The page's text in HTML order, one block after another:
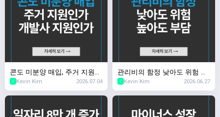
콘도 미분양 매입, 주거 지원인
가 개발사 지원인가
2 Kevin Kim 2026.07.04
관리비의 함정 낮아도 위험 높
아도 부담
2 Kevin Kim 2026.06.27